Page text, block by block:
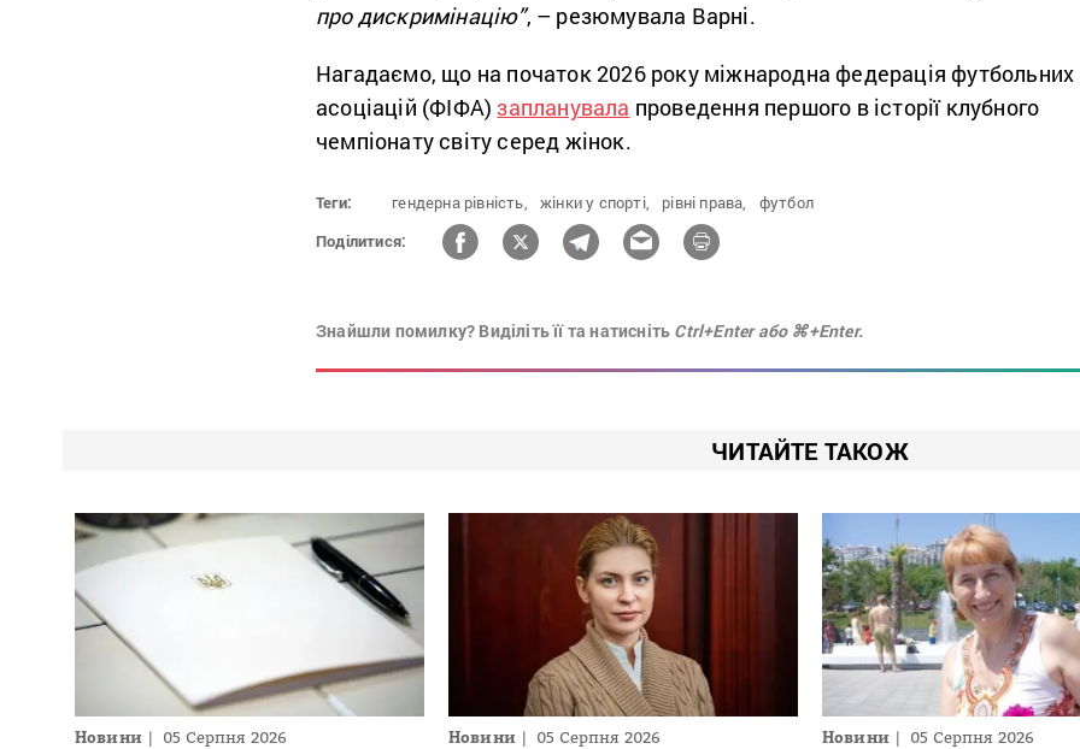
про дискримінацію”, – резюмувала Варні.
Нагадаємо, що на початок 2026 року міжнародна федерація футбольних
асоціацій (ФІФА)запланувала проведення першого в історії клубного
чемпіонату світу серед жінок.
Теги: гендерна рівність, жінки у спорті, рівні права,
футбол
Поділитися:
Знайшли помилку? Виділіть її та натисніть Ctrl+Enter або ⌘+Enter.
ЧИТАЙТЕ ТАКОЖ
Новини 05 Серпня 2026 Новини 05 Серпня 2026 Новини 05 Серпня 2026